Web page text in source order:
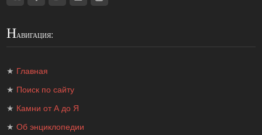
Навигация:
★ Главная
★ Поиск по сайту
★ Камни от А до Я
★Об энциклопедии